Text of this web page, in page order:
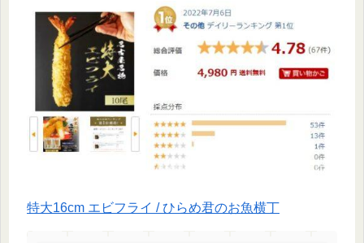
特大16cm エビフライ / ひらめ君のお魚横丁